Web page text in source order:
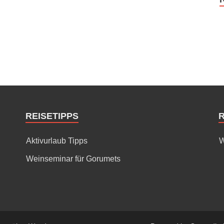
REISETIPPS
Aktivurlaub Tipps
Weinseminar für Gorumets